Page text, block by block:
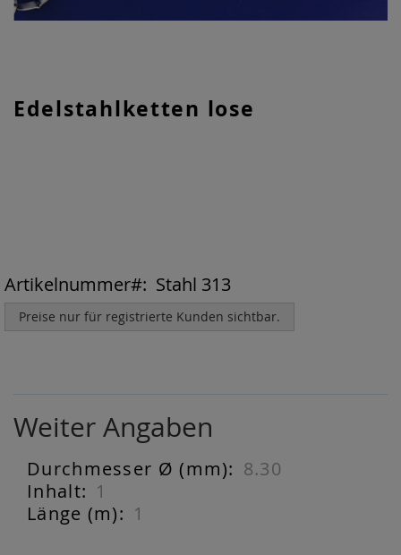
Edelstahlketten lose
Preise nur für registrierte Kunden sichtbar.
Artikelnummer Stahl 313
Anfang
Weiter Angaben
Weiter
Angaben
8.30
1
1